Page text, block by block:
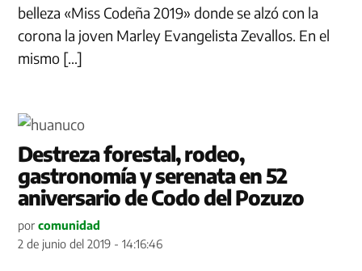
belleza «Miss Codeña 2019» donde se alzó con la
corona la joven Marley Evangelista Zevallos. En el
mismo […]
Destreza forestal, rodeo,
gastronomía y serenata en 52
aniversario de Codo del Pozuzo
por comunidad
2 de junio del 2019 - 14:16:46